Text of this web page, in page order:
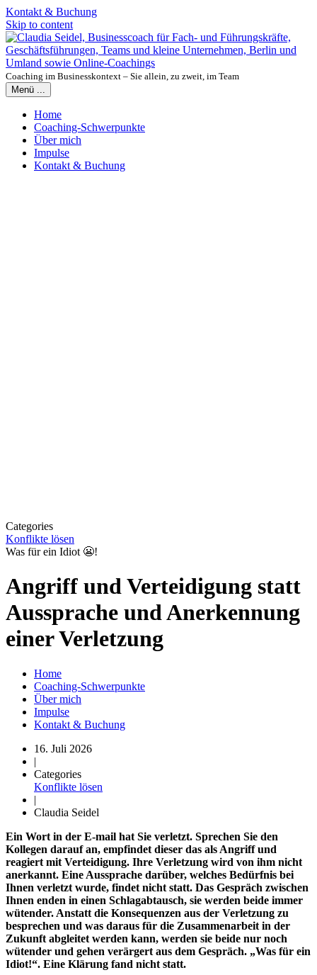
Kontakt & Buchung
Skip to content
Coaching im Businesskontext – Sie allein, zu zweit, im Team
Menü ...
Home
Coaching-Schwerpunkte
Über mich
Impulse
Kontakt & Buchung
Categories
Konflikte lösen
Was für ein Idiot 😬!
Angriff und Verteidigung statt
Aussprache und Anerkennung
einer Verletzung
Home
Coaching-Schwerpunkte
Über mich
Impulse
Kontakt & Buchung
16. Juli 2026
|
Categories
Konflikte lösen
|
Claudia Seidel
Ein Wort in der E-mail hat Sie verletzt. Sprechen Sie den
Kollegen darauf an, empfindet dieser das als Angriff und
reagiert mit Verteidigung. Ihre Verletzung wird von ihm nicht
anerkannt. Eine Aussprache darüber, welches Bedürfnis bei
Ihnen verletzt wurde, findet nicht statt. Das Gespräch zwischen
Ihnen enden in einen Schlagabtausch, sie werden beide immer
wütender. Anstatt die Konsequenzen aus der Verletzung zu
besprechen und was daraus für die Zusammenarbeit in der
Zukunft abgleitet werden kann, werden sie beide nur noch
wütender und gehen verärgert aus dem Gespräch. „Was für ein
Idiot!“. Eine Klärung fand nicht statt.